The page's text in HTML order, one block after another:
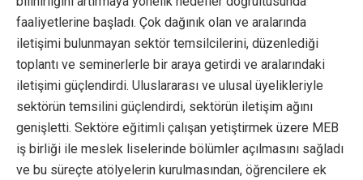
faaliyetlerine başladı. Çok dağınık olan ve aralarında
iletişimi bulunmayan sektör temsilcilerini, düzenlediği
toplantı ve seminerlerle bir araya getirdi ve aralarındaki
iletişimi güçlendirdi. Uluslararası ve ulusal üyelikleriyle
sektörün temsilini güçlendirdi, sektörün iletişim ağını
genişletti. Sektöre eğitimli çalışan yetiştirmek üzere MEB
iş birliği ile meslek liselerinde bölümler açılmasını sağladı
ve bu süreçte atölyelerin kurulmasından, öğrencilere ek